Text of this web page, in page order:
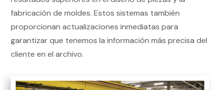
fabricación de moldes. Estos sistemas también
proporcionan actualizaciones inmediatas para
garantizar que tenemos la información más precisa del
cliente en el archivo.